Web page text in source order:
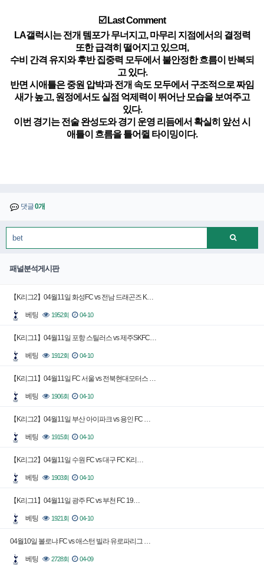
☑️ Last Comment
LA갤럭시는 전개 템포가 무너지고, 마무리 지점에서의 결정력
또한 급격히 떨어지고 있으며,
수비 간격 유지와 후반 집중력 모두에서 불안정한 흐름이 반복되
고 있다.
반면 시애틀은 중원 압박과 전개 속도 모두에서 구조적으로 짜임
새가 높고, 원정에서도 실점 억제력이 뛰어난 모습을 보여주고
있다.
이번 경기는 전술 완성도와 경기 운영 리듬에서 확실히 앞선 시
애틀이 흐름을 틀어쥘 타이밍이다.
댓글0개
패널분석게시판
【K리그2】04월11일 화성FC vs 전남 드래곤즈 K…
베팅 1952회 04-10
【K리그1】04월11일 포항 스틸러스 vs 제주SKFC…
베팅 1912회 04-10
【K리그1】04월11일 FC 서울 vs 전북현대모터스 …
베팅 1906회 04-10
【K리그2】04월11일 부산 아이파크 vs 용인 FC …
베팅 1915회 04-10
【K리그2】04월11일 수원 FC vs 대구 FC K리…
베팅 1903회 04-10
【K리그1】04월11일 광주 FC vs 부천 FC 19…
베팅 1921회 04-10
04월10일 볼로냐 FC vs 애스턴 빌라 유로파리그 …
베팅 2728회 04-09